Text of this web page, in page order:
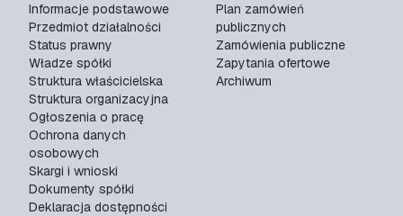
Informacje podstawowe
Przedmiot działalności
Status prawny
Władze spółki
Struktura właścicielska
Struktura organizacyjna
Ogłoszenia o pracę
Ochrona danych
osobowych
Skargi i wnioski
Dokumenty spółki
Deklaracja dostępności
Plan zamówień
publicznych
Zamówienia publiczne
Zapytania ofertowe
Archiwum